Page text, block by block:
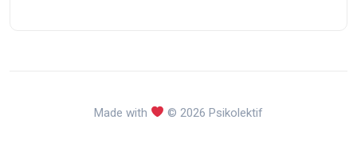
Made with © 2026 Psikolektif